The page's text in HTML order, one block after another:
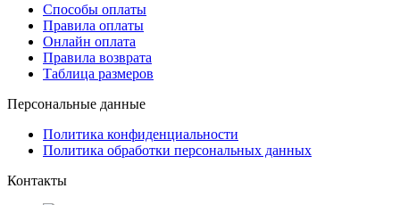
Способы оплаты
Правила оплаты
Онлайн оплата
Правила возврата
Таблица размеров
Персональные данные
Политика конфиденциальности
Политика обработки персональных данных
Контакты